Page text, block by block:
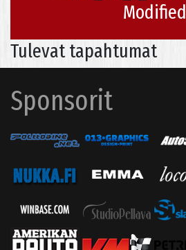
Modified
Tulevat tapahtumat
Sponsorit